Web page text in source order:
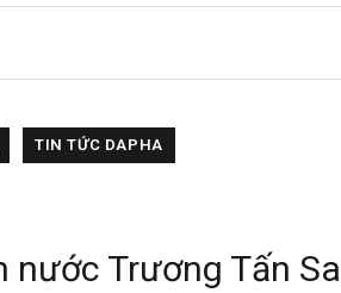
TIN TỨC DAPHA
nước Trương Tấn